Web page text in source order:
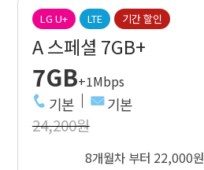
LG U+ LTE 기간 할인
A 스페셜 7GB+
7GB+1Mbps
기본 기본
24,200원
8개월차 부터 22,000원